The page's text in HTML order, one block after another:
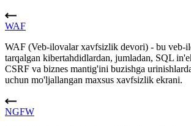
WAF
WAF (Veb-ilovalar xavfsizlik devori) - bu veb-
tarqalgan kibertahdidlardan, jumladan, SQL
CSRF va biznes mantig'ini buzishga
uchun mo'ljallangan maxsus xavfsizlik ekrani.
NGFW